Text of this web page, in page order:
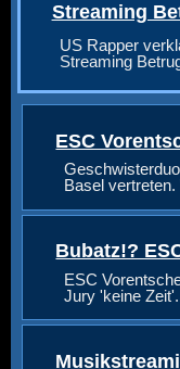
Streaming
US Rapper
Streaming
ESC
Basel
Bubatz!?
ESC
Jury 'keine Zeit'.